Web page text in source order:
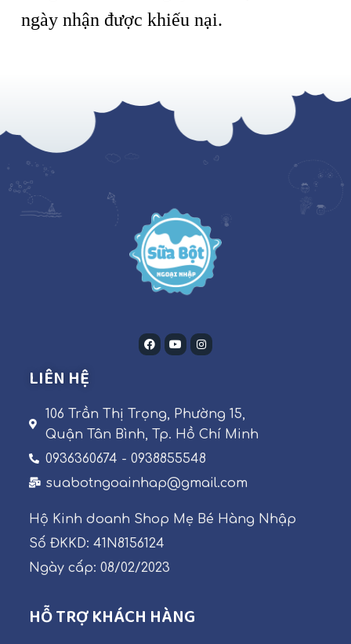
ngày nhận được khiếu nại.
LIÊN HỆ
106 Trần Thị Trọng, Phường 15,
Quận Tân Bình, Tp. Hồ Chí Minh
0936360674 - 0938855548
suabotngoainhap@gmail.com
Hộ Kinh doanh Shop Mẹ Bé Hàng Nhập
Số ĐKKD: 41N8156124
Ngày cấp: 08/02/2023
HỖ TRỢ KHÁCH HÀNG